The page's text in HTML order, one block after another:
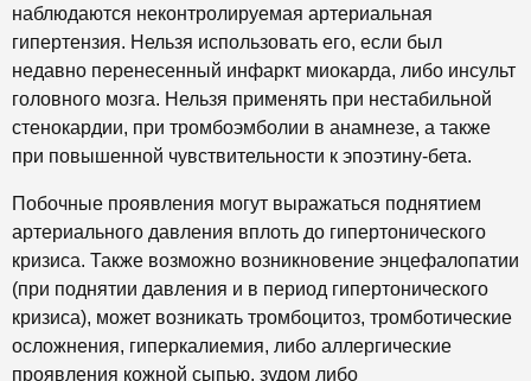
наблюдаются неконтролируемая артериальная
гипертензия. Нельзя использовать его, если был
недавно перенесенный инфаркт миокарда, либо инсульт
головного мозга. Нельзя применять при нестабильной
стенокардии, при тромбоэмболии в анамнезе, а также
при повышенной чувствительности к эпоэтину-бета.
Побочные проявления могут выражаться поднятием
артериального давления вплоть до гипертонического
кризиса. Также возможно возникновение энцефалопатии
(при поднятии давления и в период гипертонического
кризиса), может возникать тромбоцитоз, тромботические
осложнения, гиперкалиемия, либо аллергические
проявления кожной сыпью, зудом либо